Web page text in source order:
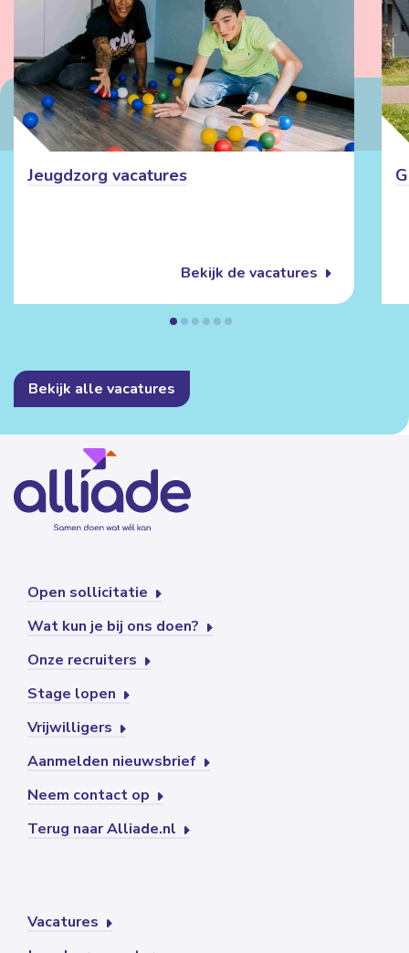
Jeugdzorg vacatures
Bekijk de vacatures
Bekijk alle vacatures
Open sollicitatie
Wat kun je bij ons doen?
Onze recruiters
Stage lopen
Vrijwilligers
Aanmelden nieuwsbrief
Neem contact op
Terug naar Alliade.nl
Vacatures